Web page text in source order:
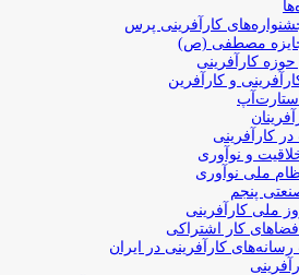
کارآفرینی‌ پرس
مصطفی (ص)
کارآفرینی
و کارآفرین
کارآفرینی
و نوآوری
ملی نوآوری
پنجم
ملی کارآفرینی
کار اشتراکی
کارآفرینی در ایران